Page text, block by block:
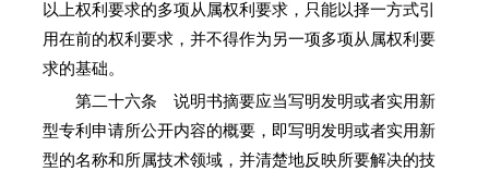
以上权利要求的多项从属权利要求，只能以择一方式引
用在前的权利要求，并不得作为另一项多项从属权利要
求的基础。
第二十六条 说明书摘要应当写明发明或者实用新
型专利申请所公开内容的概要，即写明发明或者实用新
型的名称和所属技术领域，并清楚地反映所要解决的技